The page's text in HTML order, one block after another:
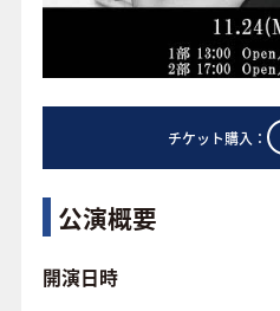
チケット購入：
公演概要
開演日時